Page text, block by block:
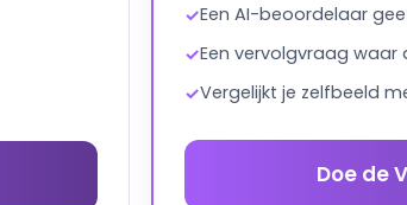
✓Een AI-beoordelaar
✓Een vervolgvraag waar
✓Vergelijkt je zelfbeeld
Doe de